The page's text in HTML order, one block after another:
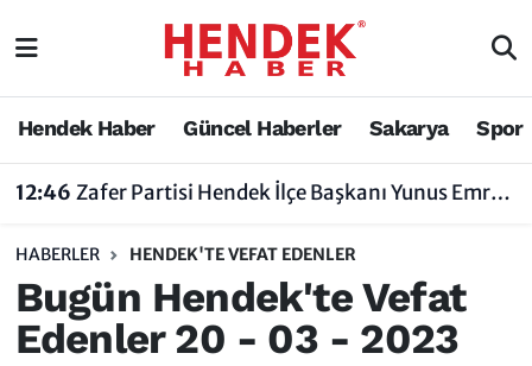
Hendek Haber Güncel Haberler Sakarya Spor
12:46 Zafer Partisi Hendek İlçe Başkanı Yunus Emre Uzun'dan Tartışma Yaratan Açıklamaya Tepki
HABERLER HENDEK'TE VEFAT EDENLER
Bugün Hendek'te Vefat
Edenler 20 - 03 - 2023
Hendek Haber
Nöbetçi Eczaneler
Hendek Haber
Hakkında
Sakarya Nöbetçi Eczaneler
Sakarya Trafik Yoğunluk Haritası
Tüm Manşetler